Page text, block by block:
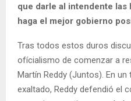
que darle al intendente las
haga el mejor gobierno
Tras todos estos duros
ofícialismo de comenzar a
Martín Reddy (Juntos). En
exaltado, Reddy defendió el